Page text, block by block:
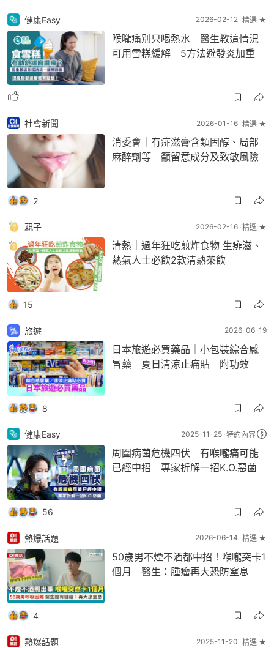
健康Easy 2026-02-12 精選 ★
喉嚨痛別只喝熱水 醫生教這情況
可用雪糕緩解 5方法避發炎加重
社會新聞 2026-01-16 精選 ★
消委會｜有痱滋膏含類固醇、局部
麻醉劑等 籲留意成分及致敏風險
2
親子 2026-02-16 精選 ★
清熱｜過年狂吃煎炸食物 生痱滋、
熱氣人士必飲2款清熱茶飲
15
旅遊 2026-06-19
日本旅遊必買藥品｜小包裝綜合感
冒藥 夏日清涼止痛貼 附功效
8
健康Easy 2025-11-25 特約內容
周圍病菌危機四伏 有喉嚨痛可能
已經中招 專家折解一招K.O.惡菌
56
熱爆話題 2026-06-14 精選 ★
50歲男不煙不酒都中招！喉嚨突卡1
個月 醫生：腫瘤再大恐防窒息
4
熱爆話題 2025-11-20 精選 ★